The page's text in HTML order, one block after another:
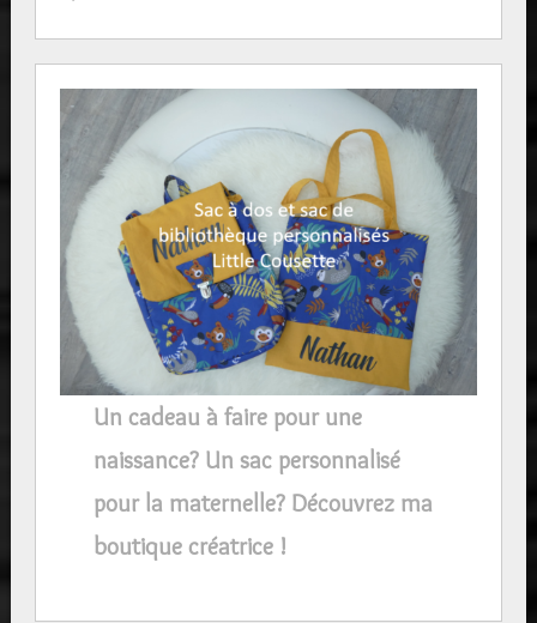
Un cadeau à faire pour une
naissance? Un sac personnalisé
pour la maternelle? Découvrez ma
boutique créatrice !